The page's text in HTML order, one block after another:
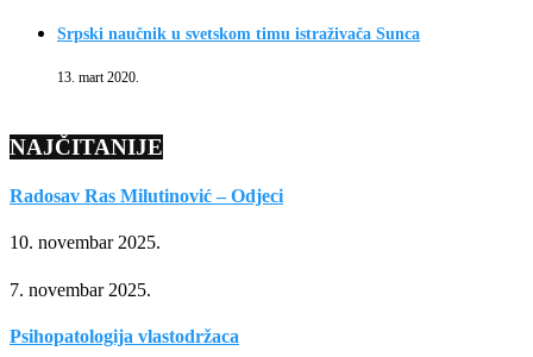
Srpski naučnik u svetskom timu istraživača Sunca
13. mart 2020.
NAJČITANIJE
Radosav Ras Milutinović – Odjeci
10. novembar 2025.
7. novembar 2025.
Psihopatologija vlastodržaca